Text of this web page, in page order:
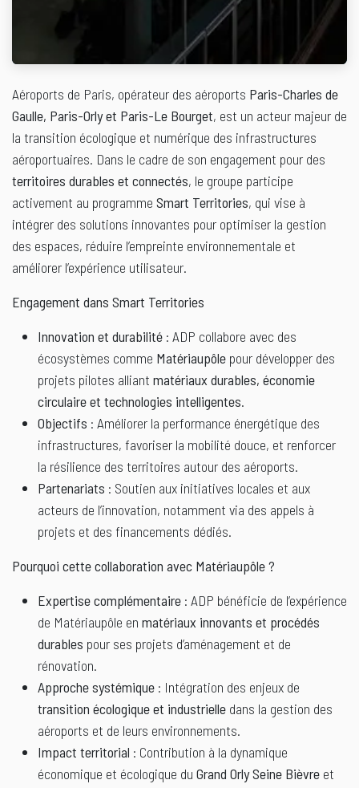
Aéroports de Paris, opérateur des aéroports Paris-Charles de
Gaulle, Paris-Orly et Paris-Le Bourget, est un acteur majeur de
la transition écologique et numérique des infrastructures
aéroportuaires. Dans le cadre de son engagement pour des
territoires durables et connectés, le groupe participe
activement au programme Smart Territories, qui vise à
intégrer des solutions innovantes pour optimiser la gestion
des espaces, réduire l’empreinte environnementale et
améliorer l’expérience utilisateur.
Engagement dans Smart Territories
Innovation et durabilité : ADP collabore avec des
écosystèmes comme Matériaupôle pour développer des
projets pilotes alliant matériaux durables, économie
circulaire et technologies intelligentes.
Objectifs : Améliorer la performance énergétique des
infrastructures, favoriser la mobilité douce, et renforcer
la résilience des territoires autour des aéroports.
Partenariats : Soutien aux initiatives locales et aux
acteurs de l’innovation, notamment via des appels à
projets et des financements dédiés.
Pourquoi cette collaboration avec Matériaupôle ?
Expertise complémentaire : ADP bénéficie de l’expérience
de Matériaupôle en matériaux innovants et procédés
durables pour ses projets d’aménagement et de
rénovation.
Approche systémique : Intégration des enjeux de
transition écologique et industrielle dans la gestion des
aéroports et de leurs environnements.
Impact territorial : Contribution à la dynamique
économique et écologique du Grand Orly Seine Bièvre et